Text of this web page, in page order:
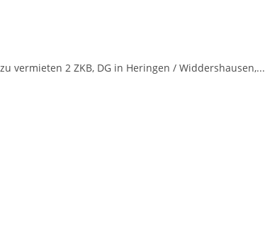
vermieten 2 ZKB, DG in Heringen / Widdershausen,...